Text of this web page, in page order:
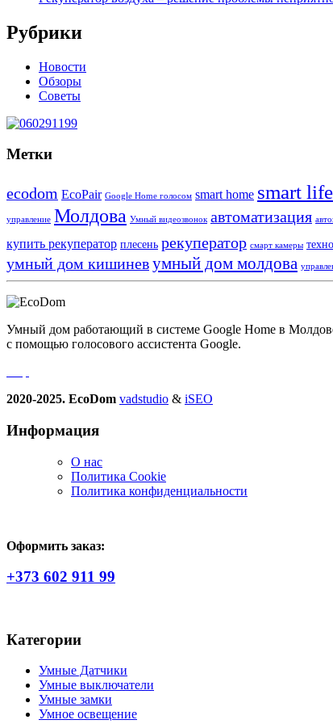
Рубрики
Новости
Обзоры
Советы
Метки
ecodom EcoPair Google Home голосом smart home smart life
управление Молдова Умный видеозвонок автоматизация
купить рекуператор плесень рекуператор смарт камеры
умный дом кишиневумный дом молдова
Умный дом работающий в системе Google Home в
с помощью голосового ассистента Google.
2020-2025. EcoDom vadstudio & iSEO
Информация
О нас
Политика Сookie
Политика конфиденциальности
Оформить заказ:
+373 602 911 99
Категории
Умные Датчики
Умные выключатели
Умные замки
Умное освещение